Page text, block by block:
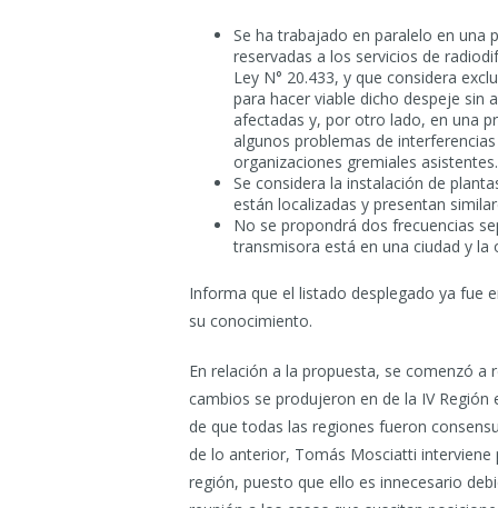
Se ha trabajado en paralelo en una
reservadas a los servicios de
Ley N° 20.433, y que considera
para hacer viable dicho despeje sin
afectadas y, por otro lado, en una
algunos problemas de
organizaciones gremiales asistentes.
Se considera la instalación de
están localizadas y presentan
No se propondrá dos frecuencias
transmisora está en una ciudad y
Informa que el listado desplegado ya fue
su conocimiento.
En relación a la propuesta, se comenzó a
cambios se produjeron en de la IV
de que todas las regiones fueron
de lo anterior, Tomás Mosciatti
región, puesto que ello es innecesario